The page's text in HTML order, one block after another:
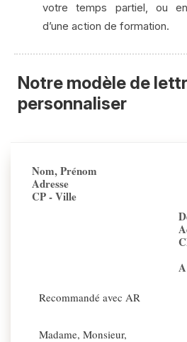
votre temps partiel, ou
d’une action de formation.
Notre modèle de
personnaliser
Nom, Prénom
Adresse
CP - Ville
Recommandé avec AR
Madame, Monsieur,